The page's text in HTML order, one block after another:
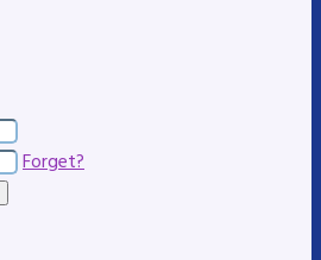
Forget?